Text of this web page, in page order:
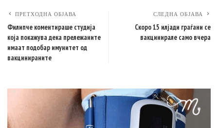
ПРЕТХОДНА ОБЈАВА
Филипче коментираше студија
која покажува дека прележаните
имаат подобар имунитет од
вакцинираните
СЛЕДНА ОБЈАВА
Скоро 15 илјади граѓани се
вакцинирале само вчера